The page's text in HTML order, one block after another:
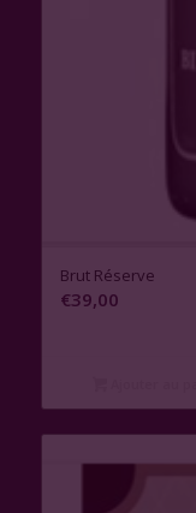
Brut Réserve
€39,00